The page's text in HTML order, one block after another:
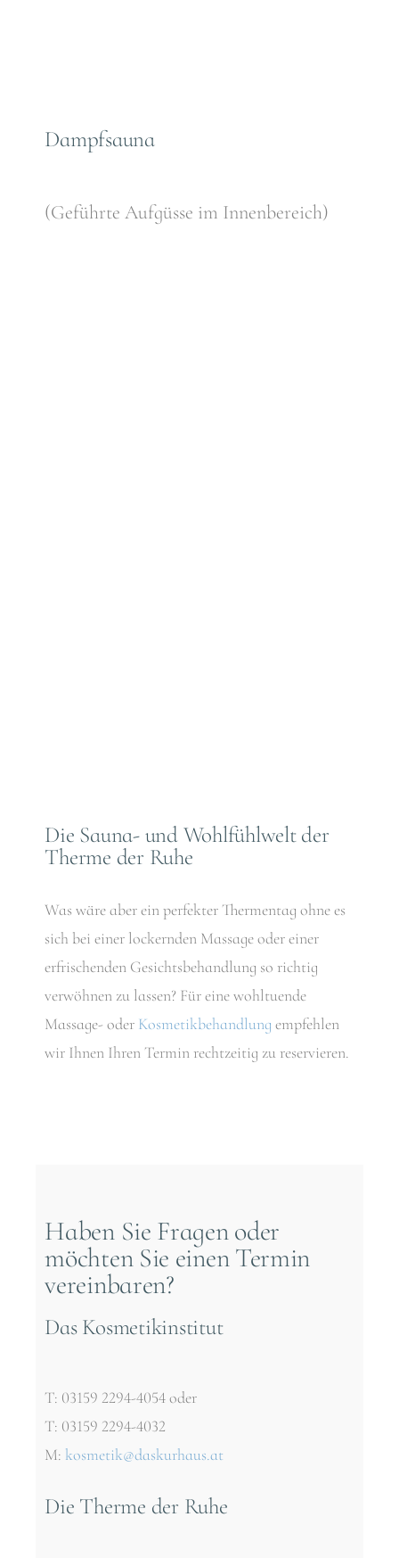
Dampfsauna
(Geführte Aufgüsse im Innenbereich)
Die Sauna- und Wohlfühlwelt der
Therme der Ruhe
Was wäre aber ein perfekter Thermentag ohne es
sich bei einer lockernden Massage oder einer
erfrischenden Gesichtsbehandlung so richtig
verwöhnen zu lassen? Für eine wohltuende
Massage- oder Kosmetikbehandlung empfehlen
wir Ihnen Ihren Termin rechtzeitig zu reservieren.
Haben Sie Fragen oder
möchten Sie einen Termin
vereinbaren?
Das Kosmetikinstitut
T: 03159 2294-4054 oder
T: 03159 2294-4032
M: kosmetik@daskurhaus.at
Die Therme der Ruhe